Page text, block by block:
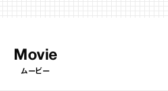
Movie
ムービー